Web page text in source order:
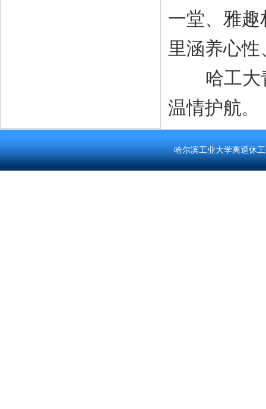
一堂、雅
里涵养心
哈工大青
温情护航。
哈尔滨工业大学离退休